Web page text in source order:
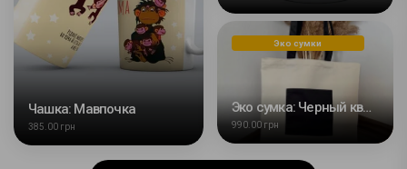
Чашка: Мавпочка
385.00 грн
Эко сумки
Эко сумка: Черный квадрат
990.00 грн